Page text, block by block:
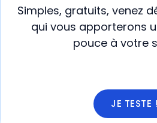
Simples, gratuits, venez
qui vous apporterons
pouce à votre
JE TESTE !